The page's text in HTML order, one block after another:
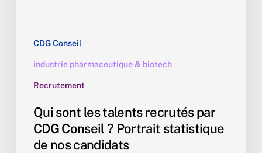
CDG Conseil
industrie pharmaceutique & biotech
Recrutement
Qui sont les talents recrutés par
CDG Conseil ? Portrait statistique
de nos candidats